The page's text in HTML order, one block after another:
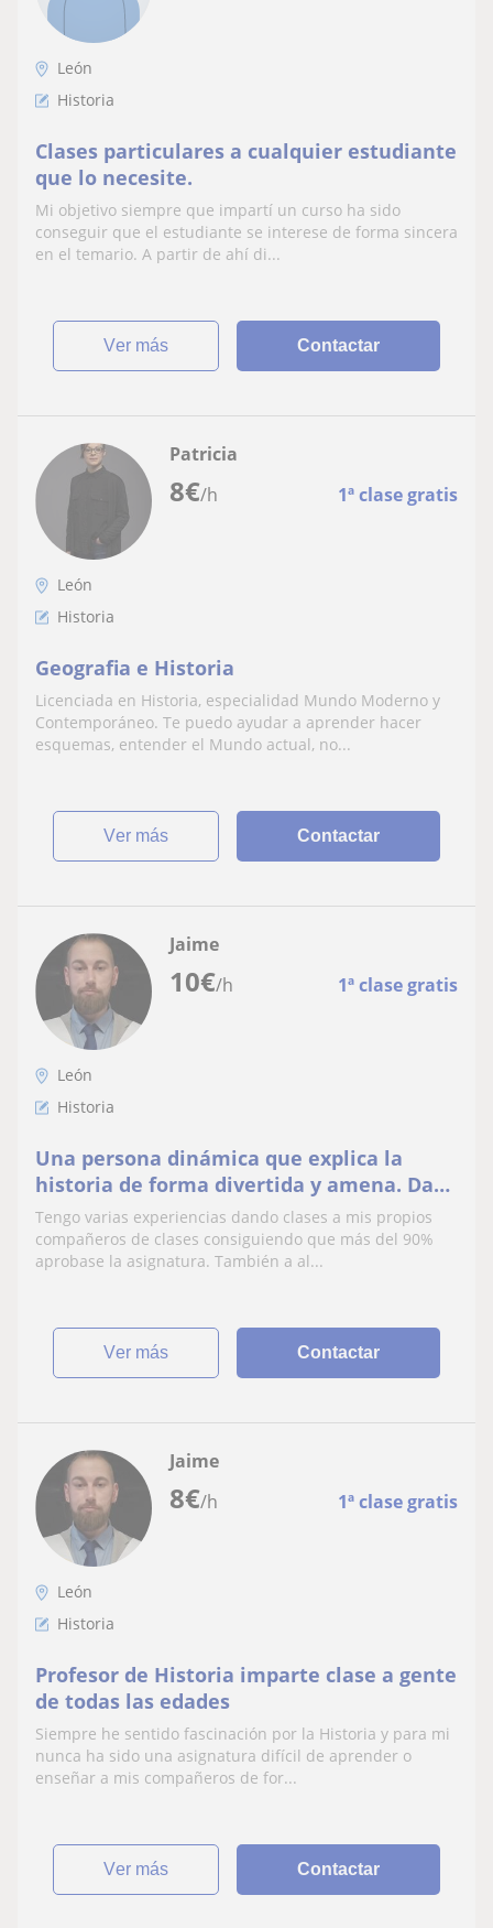
León
Historia
Clases particulares a cualquier estudiante
que lo necesite.
Mi objetivo siempre que impartí un curso ha sido
conseguir que el estudiante se interese de forma sincera
en el temario. A partir de ahí di...
ver más Contactar
8€/h 1ª clase gratis
Patricia
León
Historia
Geografia e Historia
Licenciada en Historia, especialidad Mundo Moderno y
Contemporáneo. Te puedo ayudar a aprender hacer
esquemas, entender el Mundo actual, no...
ver más Contactar
10€/h 1ª clase gratis
Jaime
León
Historia
Una persona dinámica que explica la
historia de forma divertida y amena. Daré
clase a toda aquellas personas que
quieran mejorar en una asignatura tan
interesante como es la historia.
Tengo varias experiencias dando clases a mis propios
compañeros de clases consiguiendo que más del 90%
aprobase la asignatura. También a al...
ver más Contactar
8€/h 1ª clase gratis
Jaime
León
Historia
Profesor de Historia imparte clase a gente
de todas las edades
Siempre he sentido fascinación por la Historia y para mi
nunca ha sido una asignatura difícil de aprender o
enseñar a mis compañeros de for...
ver más Contactar